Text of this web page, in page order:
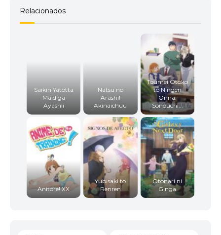
Relacionados
Saikin Yatotta
Maid ga
Ayashii
Natsu no
Arashi!
Akinaichuu
Toumei Otoko
to Ningen
Onna:
Sonouchi...
Anitore! XX
Yubisaki to
Renren
Otonari ni
Ginga